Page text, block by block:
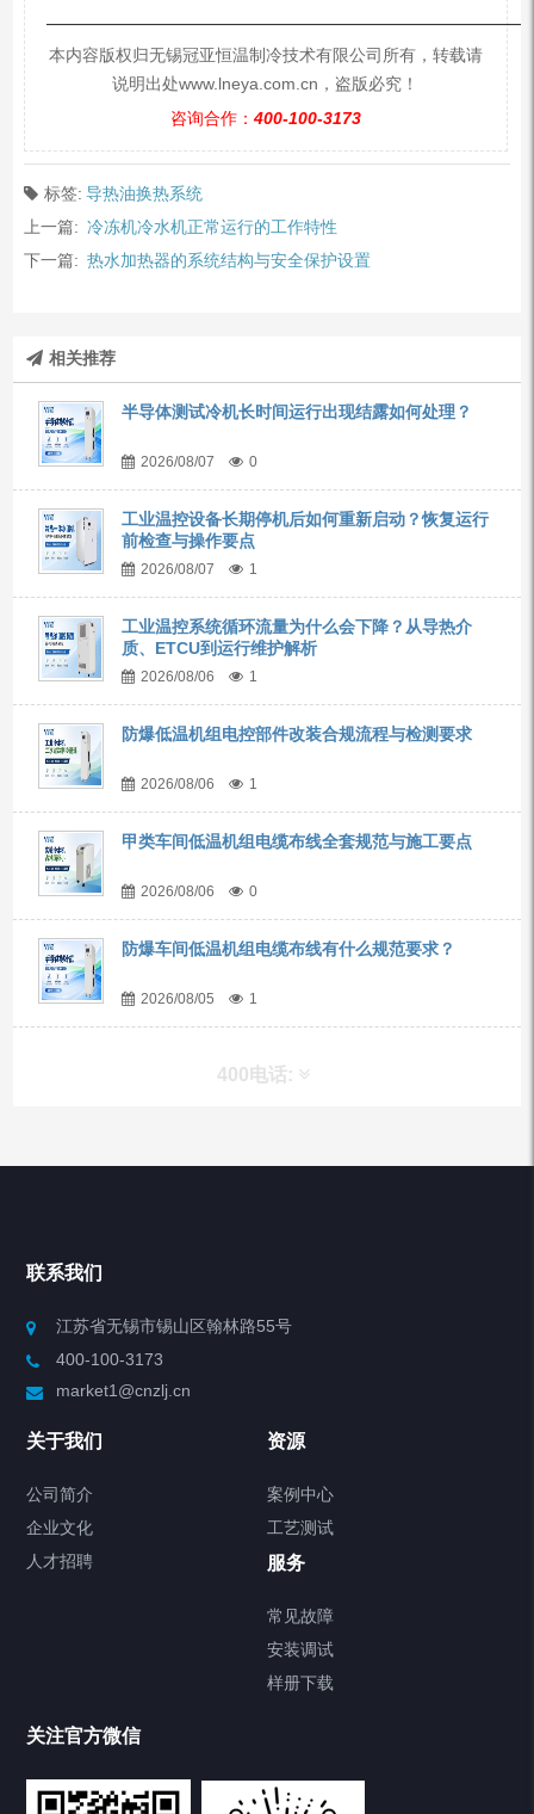
本内容版权归无锡冠亚恒温制冷技术有限公司所有，转载请
说明出处www.lneya.com.cn，盗版必究！
咨询合作： 400-100-3173
标签: 导热油换热系统
上一篇: 冷冻机冷水机正常运行的工作特性
下一篇: 热水加热器的系统结构与安全保护设置
相关推荐
半导体测试冷机长时间运行出现结露如何处理？
2026/08/07 0
工业温控设备长期停机后如何重新启动？恢复运行
前检查与操作要点
2026/08/07 1
工业温控系统循环流量为什么会下降？从导热介
质、ETCU到运行维护解析
2026/08/06 1
防爆低温机组电控部件改装合规流程与检测要求
2026/08/06 1
甲类车间低温机组电缆布线全套规范与施工要点
2026/08/06 0
防爆车间低温机组电缆布线有什么规范要求？
2026/08/05 1
400电话:
产品分类
制冷加热动态控温系统
Chiller气体控温系统
Chamber试验箱
TCU温度控制单元
联系我们
江苏省无锡市锡山区翰林路55号
400-100-3173
market1@cnzlj.cn
关于我们
公司简介
企业文化
人才招聘
资源
案例中心
工艺测试
服务
常见故障
安装调试
样册下载
关注官方微信